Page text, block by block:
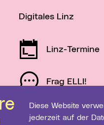
Diese Website verwendet Cookies. Bitte wählen Sie Ihre gewünschten Einstellungen. Diese können Sie
jederzeit auf der
Digitales Linz
Linz-Termine
Frag ELLI!
Schau auf Linz